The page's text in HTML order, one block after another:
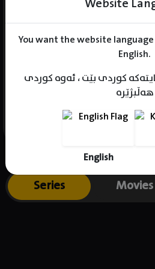
You want the website
English.
کوردی بێت ، ئەوە کوردی
هەڵبژێرە
English
Name : Go Youn-Jung
Born : 1996-04-22
Place of birth : South Korea
Series Movies